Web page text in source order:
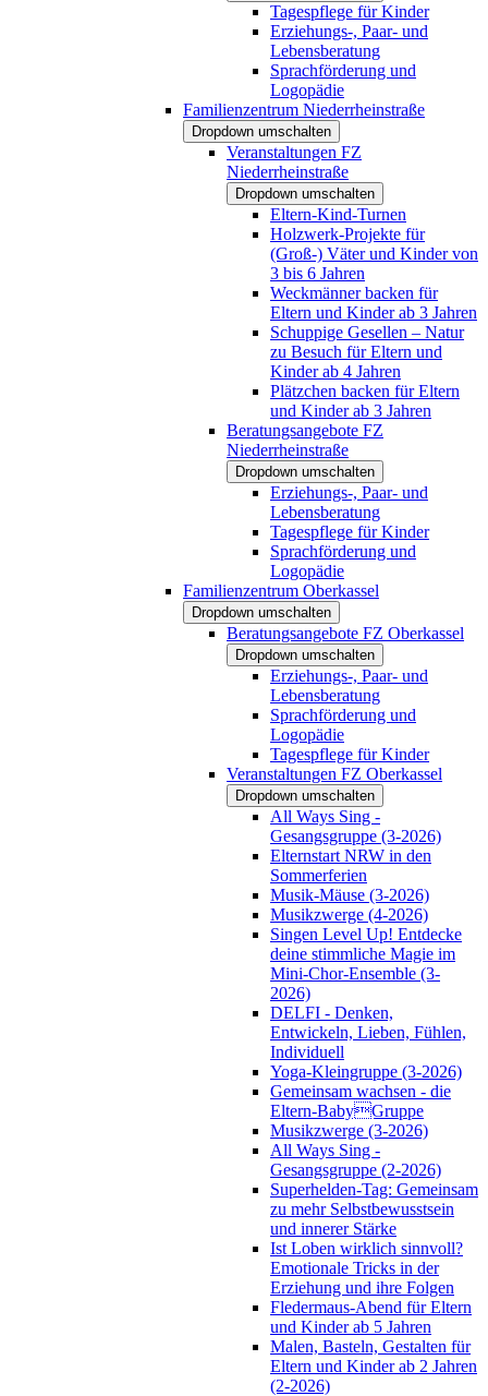
Tagespflege für Kinder
Erziehungs-, Paar- und
Lebensberatung
Sprachförderung und
Logopädie
Familienzentrum Niederrheinstraße
Dropdown umschalten
Veranstaltungen FZ
Niederrheinstraße
Dropdown umschalten
Eltern-Kind-Turnen
Holzwerk-Projekte für
(Groß-) Väter und Kinder von
3 bis 6 Jahren
Weckmänner backen für
Eltern und Kinder ab 3 Jahren
Schuppige Gesellen – Natur
zu Besuch für Eltern und
Kinder ab 4 Jahren
Plätzchen backen für Eltern
und Kinder ab 3 Jahren
Beratungsangebote FZ
Niederrheinstraße
Dropdown umschalten
Erziehungs-, Paar- und
Lebensberatung
Tagespflege für Kinder
Sprachförderung und
Logopädie
Familienzentrum Oberkassel
Dropdown umschalten
Beratungsangebote FZ Oberkassel
Dropdown umschalten
Erziehungs-, Paar- und
Lebensberatung
Sprachförderung und
Logopädie
Tagespflege für Kinder
Veranstaltungen FZ Oberkassel
Dropdown umschalten
All Ways Sing -
Gesangsgruppe (3-2026)
Elternstart NRW in den
Sommerferien
Musik-Mäuse (3-2026)
Musikzwerge (4-2026)
Singen Level Up! Entdecke
deine stimmliche Magie im
Mini-Chor-Ensemble (3-
2026)
DELFI - Denken,
Entwickeln, Lieben, Fühlen,
Individuell
Yoga-Kleingruppe (3-2026)
Gemeinsam wachsen - die
Eltern-BabyGruppe
Musikzwerge (3-2026)
All Ways Sing -
Gesangsgruppe (2-2026)
Superhelden-Tag: Gemeinsam
zu mehr Selbstbewusstsein
und innerer Stärke
Ist Loben wirklich sinnvoll?
Emotionale Tricks in der
Erziehung und ihre Folgen
Fledermaus-Abend für Eltern
und Kinder ab 5 Jahren
Malen, Basteln, Gestalten für
Eltern und Kinder ab 2 Jahren
(2-2026)